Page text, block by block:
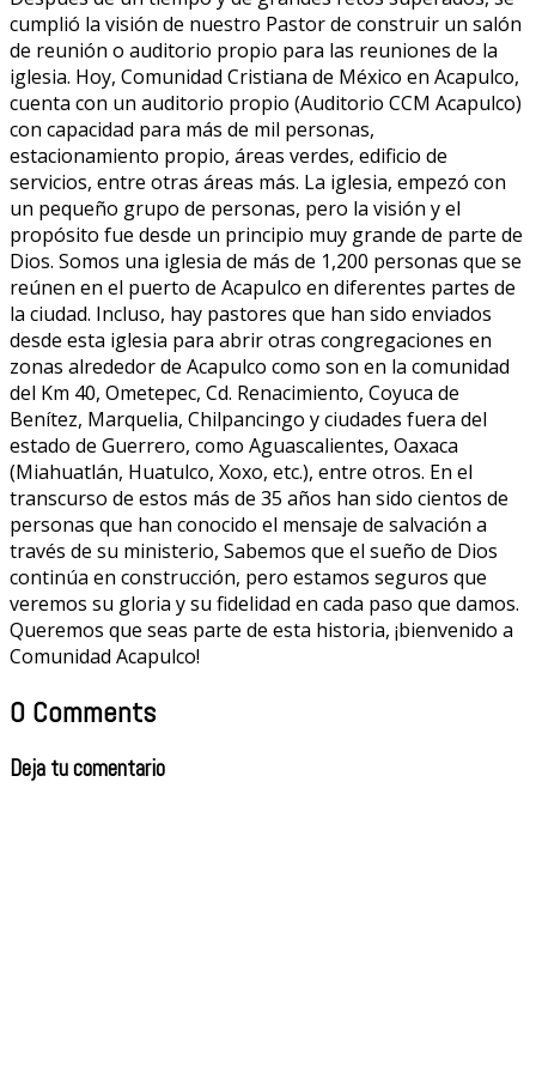
cumplió la visión de nuestro Pastor de construir un salón
de reunión o auditorio propio para las reuniones de la
iglesia. Hoy, Comunidad Cristiana de México en Acapulco,
cuenta con un auditorio propio (Auditorio CCM Acapulco)
con capacidad para más de mil personas,
estacionamiento propio, áreas verdes, edificio de
servicios, entre otras áreas más. La iglesia, empezó con
un pequeño grupo de personas, pero la visión y el
propósito fue desde un principio muy grande de parte de
Dios. Somos una iglesia de más de 1,200 personas que se
reúnen en el puerto de Acapulco en diferentes partes de
la ciudad. Incluso, hay pastores que han sido enviados
desde esta iglesia para abrir otras congregaciones en
zonas alrededor de Acapulco como son en la comunidad
del Km 40, Ometepec, Cd. Renacimiento, Coyuca de
Benítez, Marquelia, Chilpancingo y ciudades fuera del
estado de Guerrero, como Aguascalientes, Oaxaca
(Miahuatlán, Huatulco, Xoxo, etc.), entre otros. En el
transcurso de estos más de 35 años han sido cientos de
personas que han conocido el mensaje de salvación a
través de su ministerio, Sabemos que el sueño de Dios
continúa en construcción, pero estamos seguros que
veremos su gloria y su fidelidad en cada paso que damos.
Queremos que seas parte de esta historia, ¡bienvenido a
Comunidad Acapulco!
0 Comments
Deja tu comentario